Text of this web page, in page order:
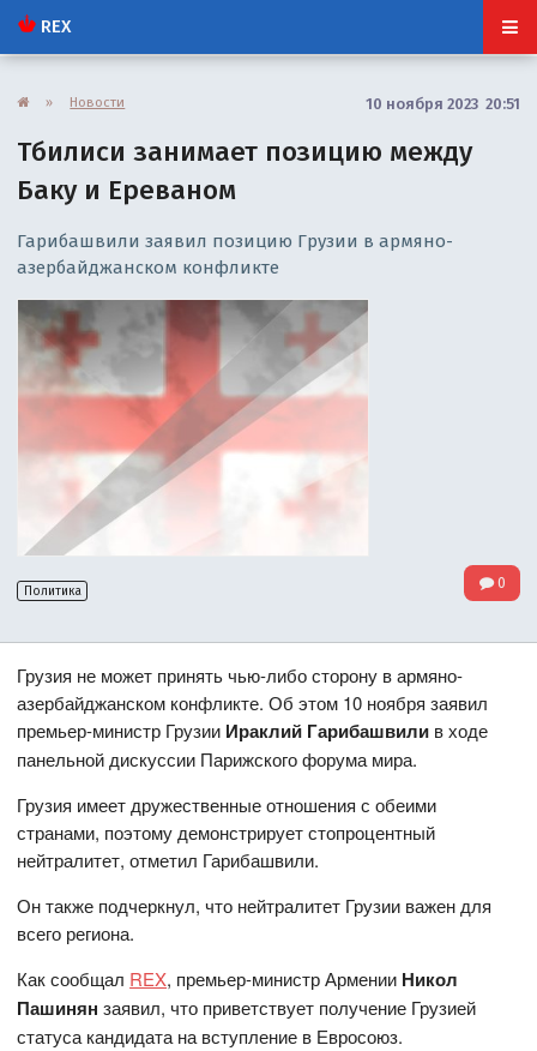
REX
» Новости 10 ноября 2023 20:51
Тбилиси занимает позицию между
Баку и Ереваном
Гарибашвили заявил позицию Грузии в армяно-
азербайджанском конфликте
Политика 0
Грузия не может принять чью-либо сторону в армяно-
азербайджанском конфликте. Об этом 10 ноября заявил
премьер-министр Грузии Ираклий Гарибашвили в ходе
панельной дискуссии Парижского форума мира.
Грузия имеет дружественные отношения с обеими
странами, поэтому демонстрирует стопроцентный
нейтралитет, отметил Гарибашвили.
Он также подчеркнул, что нейтралитет Грузии важен для
всего региона.
Как сообщал REX, премьер-министр Армении Никол
Пашинян заявил, что приветствует получение Грузией
статуса кандидата на вступление в Евросоюз.